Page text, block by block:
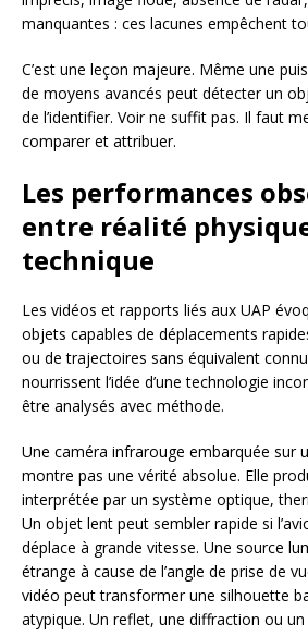
manquantes : ces lacunes empêchent
C’est une leçon majeure. Même une
de moyens avancés peut détecter un
de l’identifier. Voir ne suffit pas. Il faut
comparer et attribuer.
Les performances
entre réalité
technique
Les vidéos et rapports liés aux UAP
objets capables de déplacements
ou de trajectoires sans équivalent
nourrissent l’idée d’une technologie
être analysés avec méthode.
Une caméra infrarouge embarquée sur
montre pas une vérité absolue. Elle
interprétée par un système optique,
Un objet lent peut sembler rapide si
déplace à grande vitesse. Une source
étrange à cause de l’angle de prise de
vidéo peut transformer une silhouette
atypique. Un reflet, une diffraction ou